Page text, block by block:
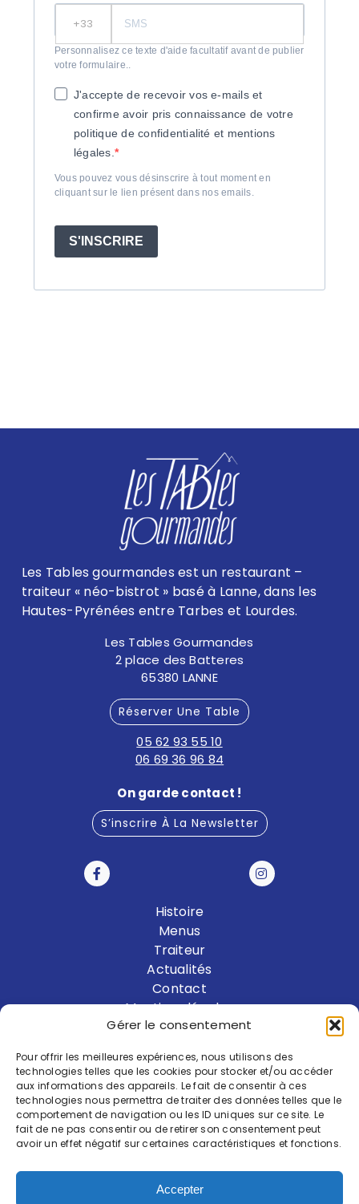
Gérer le consentement
Pour offrir les meilleures expériences, nous utilisons des
technologies telles que les cookies pour stocker et/ou accéder
aux informations des appareils. Le fait de consentir à ces
technologies nous permettra de traiter des données telles que le
comportement de navigation ou les ID uniques sur ce site. Le
fait de ne pas consentir ou de retirer son consentement peut
avoir un effet négatif sur certaines caractéristiques et fonctions.
Accepter
Personnalisez ce texte d'aide facultatif avant de publier
votre formulaire..
J'accepte de recevoir vos e-mails et
confirme avoir pris connaissance de votre
politique de confidentialité et mentions
légales.
Vous pouvez vous désinscrire à tout moment en
cliquant sur le lien présent dans nos emails.
S'INSCRIRE
Les Tables gourmandes est un restaurant –
traiteur « néo-bistrot » basé à Lanne, dans les
Hautes-Pyrénées entre Tarbes et Lourdes.
Les Tables Gourmandes
2 place des Batteres
65380 LANNE
Réserver Une Table
05 62 93 55 10
06 69 36 96 84
On garde contact !
S’inscrire À La Newsletter
Histoire
Menus
Traiteur
Actualités
Contact
Mentions légales
Ecrivez-Nous